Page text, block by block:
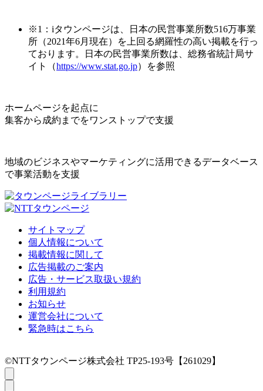
※1：iタウンページは、日本の民営事業所数516万事業
所（2021年6月現在）を上回る網羅性の高い掲載を行っ
ております。日本の民営事業所数は、総務省統計局サ
イト（https://www.stat.go.jp）を参照
ホームページを起点に
集客から成約までをワンストップで支援
地域のビジネスやマーケティングに活用できるデータベース
で事業活動を支援
サイトマップ
個人情報について
掲載情報に関して
広告掲載のご案内
広告・サービス取扱い規約
利用規約
お知らせ
運営会社について
緊急時はこちら
©NTTタウンページ株式会社 TP25-193号【261029】